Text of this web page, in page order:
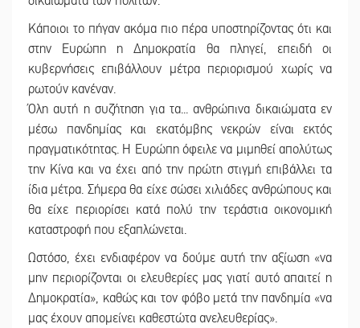
Κάποιοι το πήγαν ακόμα πιο πέρα υποστηρίζοντας ότι και
στην Ευρώπη η Δημοκρατία θα πληγεί, επειδή οι
κυβερνήσεις επιβάλλουν μέτρα περιορισμού χωρίς να
ρωτούν κανέναν.
Όλη αυτή η συζήτηση για τα... ανθρώπινα δικαιώματα εν
μέσω πανδημίας και εκατόμβης νεκρών είναι εκτός
πραγματικότητας. Η Ευρώπη όφειλε να μιμηθεί απολύτως
την Κίνα και να έχει από την πρώτη στιγμή επιβάλλει τα
ίδια μέτρα. Σήμερα θα είχε σώσει χιλιάδες ανθρώπους και
θα είχε περιορίσει κατά πολύ την τεράστια οικονομική
καταστροφή που εξαπλώνεται.
Ωστόσο, έχει ενδιαφέρον να δούμε αυτή την αξίωση «να
μην περιορίζονται οι ελευθερίες μας γιατί αυτό απαιτεί η
Δημοκρατία», καθώς και τον φόβο μετά την πανδημία «να
μας έχουν απομείνει καθεστώτα ανελευθερίας».